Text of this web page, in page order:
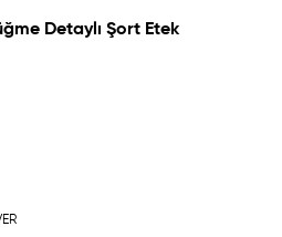
Detaylı Şort Etek